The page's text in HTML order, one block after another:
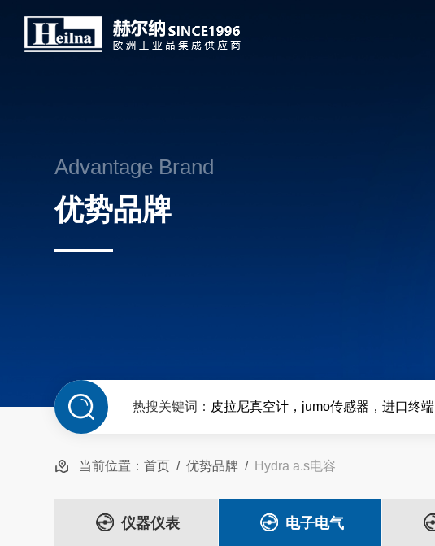
Advantage Brand
优势品牌
热搜关键词： 皮拉尼真空计，jumo传感器，进口终端
当前位置：首页 /优势品牌 / Hydra a.s电容
仪器仪表 电子电气